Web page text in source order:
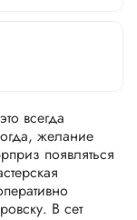
всегда
желание
появляться
В сет